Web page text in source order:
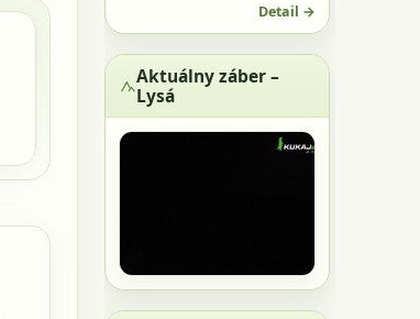
Detail →
Aktuálny záber –
Lysá